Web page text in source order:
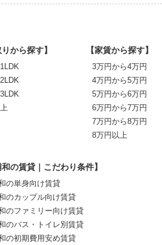
りから探す】 【家賃から探す】
3万円から4万円
4万円から5万円
5万円から6万円
6万円から7万円
7万円から8万円
8万円以上
和の賃貸｜こだわり条件】
の単身向け賃貸
のカップル向け賃貸
のファミリー向け賃貸
のバス・トイレ別賃貸
の初期費用安め賃貸